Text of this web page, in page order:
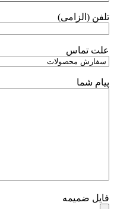
تلفن (الزامی)
علت تماس
پیام شما
فایل ضمیمه